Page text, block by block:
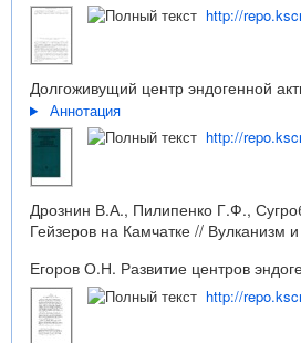
http://
Долгоживущий центр эндогенной
Аннотация
http://
Дрознин В.А., Пилипенко Г.Ф.,
Гейзеров на Камчатке // Вулканизм
Егоров О.Н. Развитие центров
http://